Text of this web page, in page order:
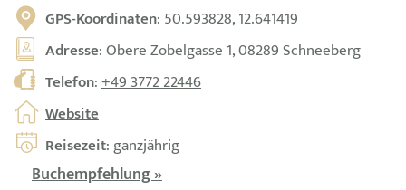
GPS-Koordinaten: 50.593828, 12.641419
Adresse: Obere Zobelgasse 1, 08289 Schneeberg
Telefon:+49 3772 22446
Website
Reisezeit: ganzjährig
Buchempfehlung »